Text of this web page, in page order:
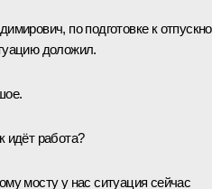
по подготовке к
доложил.
идёт работа?
мосту у нас ситуация сейчас